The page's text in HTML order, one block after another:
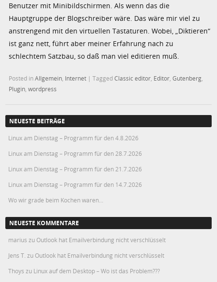
Benutzer mit Minibildschirmen. Als wenn das die
Hauptgruppe der Blogschreiber wäre. Das wäre mir viel zu
anstrengend mit den virtuellen Tastaturen. Wobei, „Diktieren“
ist ganz nett, führt aber meiner Erfahrung nach zu
schlechtem Satzbau, so daß man viel editieren muß.
Posted inAllgemein Internet |TaggedClassic editor Editor ,Gutenberg
Plugin ,wordpress
NEUESTE BEITRÄGE
Linux am Dienstag – Programm für den 4.8.2026
Linux am Dienstag – Programm für den 28.7.2026
Linux am Dienstag – Programm für den 21.7.2026
Linux am Dienstag – Programm für den 14.7.2026
Wo wir grade beim Kochen waren…
NEUESTE KOMMENTARE
marius zu Outlook hat Emailverbindung nicht verschlüsselt
Jens T. zu Outlook hat Emailverbindung nicht verschlüsselt
Thoys zu Linux auf dem Desktop – Wo ist das Problem???